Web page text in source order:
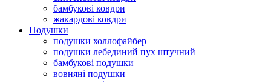
бамбукові ковдри
жакардові ковдри
Подушки
подушки холлофайбер
подушки лебединий пух штучний
бамбукові подушки
вовняні подушки